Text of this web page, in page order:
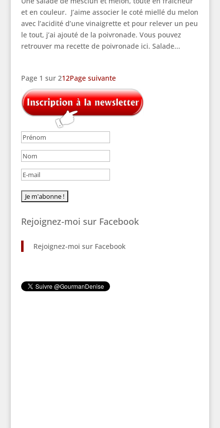
et en couleur. J’aime associer le coté miellé du melon
avec l’acidité d’une vinaigrette et pour relever un peu
le tout, j’ai ajouté de la poivronade. Vous pouvez
retrouver ma recette de poivronade ici. Salade...
Page 1 sur 212Page suivante
Rejoignez-moi sur Facebook
Rejoignez-moi sur Facebook